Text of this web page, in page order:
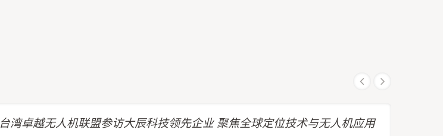
台湾卓越无人机联盟参访大辰科技领先企业 聚焦全球定位技术与无人机应用